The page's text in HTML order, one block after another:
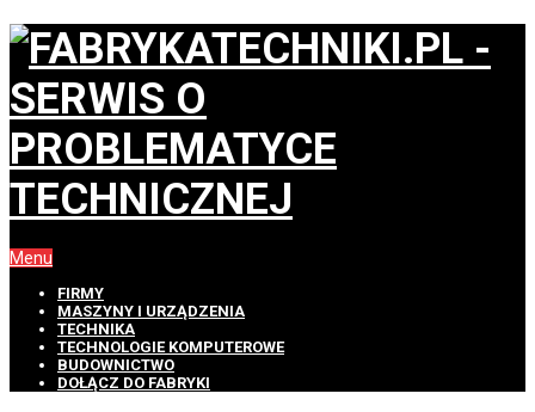
Menu
FIRMY
MASZYNY I URZĄDZENIA
TECHNIKA
TECHNOLOGIE KOMPUTEROWE
BUDOWNICTWO
DOŁĄCZ DO FABRYKI